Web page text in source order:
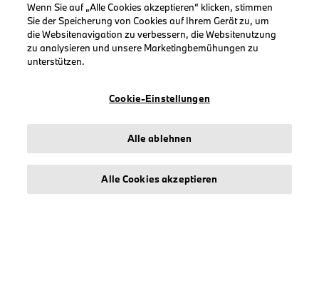
KOLLEKTIONEN
Herren
Damen
Wenn Sie auf „Alle Cookies akzeptieren“ klicken, stimmen
Sie der Speicherung von Cookies auf Ihrem Gerät zu, um
die Websitenavigation zu verbessern, die Websitenutzung
zu analysieren und unsere Marketingbemühungen zu
unterstützen.
Cookie-Einstellungen
Alle ablehnen
Alle Cookies akzeptieren